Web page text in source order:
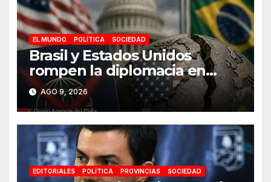
EL MUNDO POLÍTICA SOCIEDAD
Brasil y Estados Unidos
rompen la diplomacia en
plena campaña electoral
AGO 9, 2026
EDITORIALES POLÍTICA PROVINCIAS SOCIEDAD